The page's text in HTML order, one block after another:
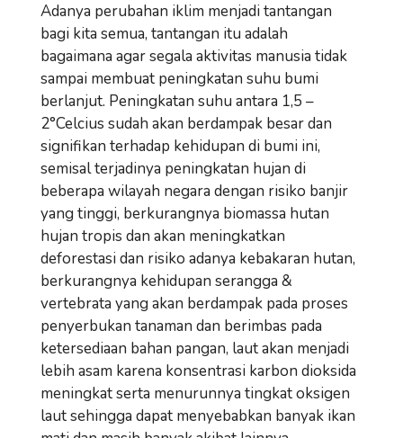
Adanya perubahan iklim menjadi tantangan
bagi kita semua, tantangan itu adalah
bagaimana agar segala aktivitas manusia tidak
sampai membuat peningkatan suhu bumi
berlanjut. Peningkatan suhu antara 1,5 –
2°Celcius sudah akan berdampak besar dan
signifikan terhadap kehidupan di bumi ini,
semisal terjadinya peningkatan hujan di
beberapa wilayah negara dengan risiko banjir
yang tinggi, berkurangnya biomassa hutan
hujan tropis dan akan meningkatkan
deforestasi dan risiko adanya kebakaran hutan,
berkurangnya kehidupan serangga &
vertebrata yang akan berdampak pada proses
penyerbukan tanaman dan berimbas pada
ketersediaan bahan pangan, laut akan menjadi
lebih asam karena konsentrasi karbon dioksida
meningkat serta menurunnya tingkat oksigen
laut sehingga dapat menyebabkan banyak ikan